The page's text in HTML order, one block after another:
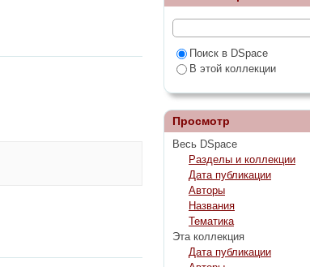
Поиск в DSpace
В этой коллекции
Просмотр
Весь DSpace
Разделы и коллекции
Дата публикации
Авторы
Названия
Тематика
Эта коллекция
Дата публикации